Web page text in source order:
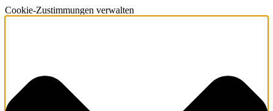
Cookie-Zustimmungen verwalten